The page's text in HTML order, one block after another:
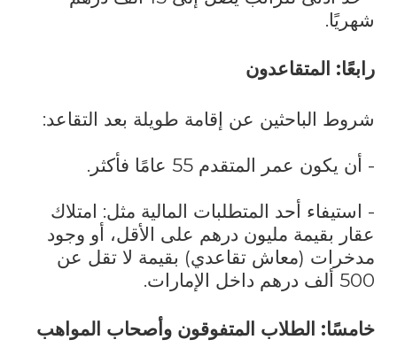
شهريًا.
رابعًا: المتقاعدون
شروط الباحثين عن إقامة طويلة بعد التقاعد:
- أن يكون عمر المتقدم 55 عامًا فأكثر.
- استيفاء أحد المتطلبات المالية مثل: امتلاك
عقار بقيمة مليون درهم على الأقل، أو وجود
مدخرات (معاش تقاعدي) بقيمة لا تقل عن
500 ألف درهم داخل الإمارات.
خامسًا: الطلاب المتفوقون وأصحاب المواهب